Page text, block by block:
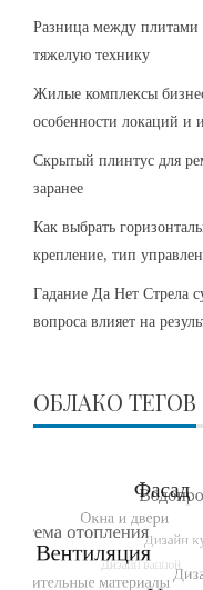
Разница между
тяжелую технику
Жилые комплексы
особенности локаций и
Скрытый плинтус для
заранее
Как выбрать
крепление, тип
Гадание Да Нет Стрела
вопроса влияет на
ОБЛАКО ТЕГОВ